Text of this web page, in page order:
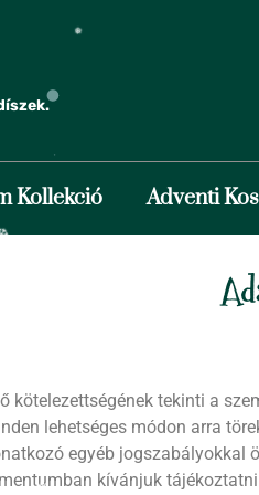
❅
Kollekció Adventi
kötelezettségének tekinti a
lehetséges módon arra
egyéb
kívánjuk